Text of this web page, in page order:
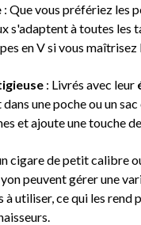
: Que vous préfériez les
s'adaptent à toutes les
en V si vous maîtrisez
: Livrés avec leur
une poche ou un
et ajoute une touche
cigare de petit calibre
peuvent gérer une
utiliser, ce qui les rend